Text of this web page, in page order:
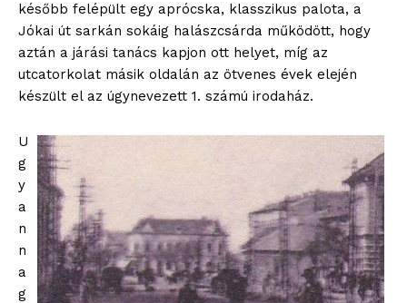
később felépült egy aprócska, klasszikus palota, a
Jókai út sarkán sokáig halászcsárda működött, hogy
aztán a járási tanács kapjon ott helyet, míg az
utcatorkolat másik oldalán az ötvenes évek elején
készült el az úgynevezett 1. számú irodaház.
U
g
y
a
n
n
a
g